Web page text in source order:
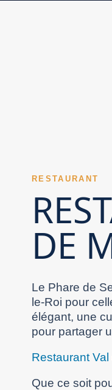
RESTAURANT
DE
Le Phare de
le-Roi pour
élégant, une
pour partager
Restaurant
Que ce soit